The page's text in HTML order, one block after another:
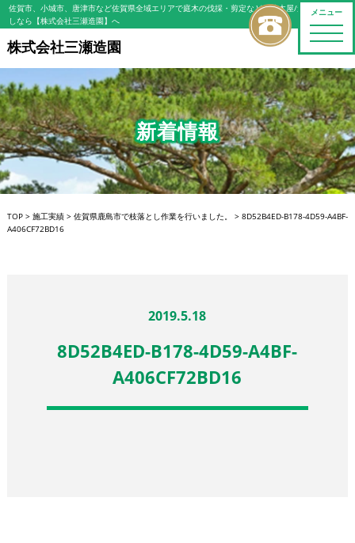
メニュー
toggle
佐賀市、小城市、唐津市など佐賀県全域エリアで庭木の伐採・剪定などの植木屋/造園屋をお探
しなら【株式会社三瀬造園】へ
株式会社三瀬造園
新着情報
TOP> 施工実績> 佐賀県鹿島市で枝落とし作業を行いました。 > 8D52B4ED-B178-4D59-A4BF-
A406CF72BD16
2019.5.18
8D52B4ED-B178-4D59-A4BF-
A406CF72BD16